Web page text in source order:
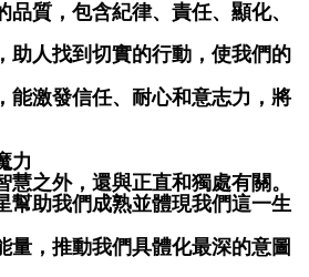
質，包含紀律、責任、顯化、
助人找到切實的行動，使我們的
能激發信任、耐心和意志力，將
力
之外，還與正直和獨處有關。
幫助我們成熟並體現我們這一生
量，推動我們具體化最深的意圖